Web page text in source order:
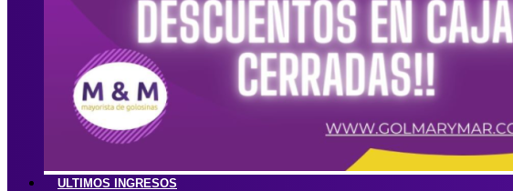
ULTIMOS INGRESOS